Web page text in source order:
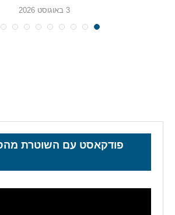
3 באוגוסט 2026
פודקאסט עם השוטרת